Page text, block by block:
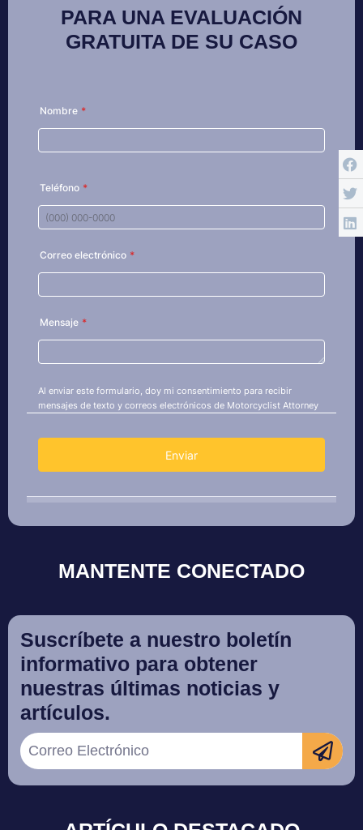
PARA UNA EVALUACIÓN
GRATUITA DE SU CASO
MANTENTE CONECTADO
Suscríbete a nuestro boletín
informativo para obtener
nuestras últimas noticias y
artículos.